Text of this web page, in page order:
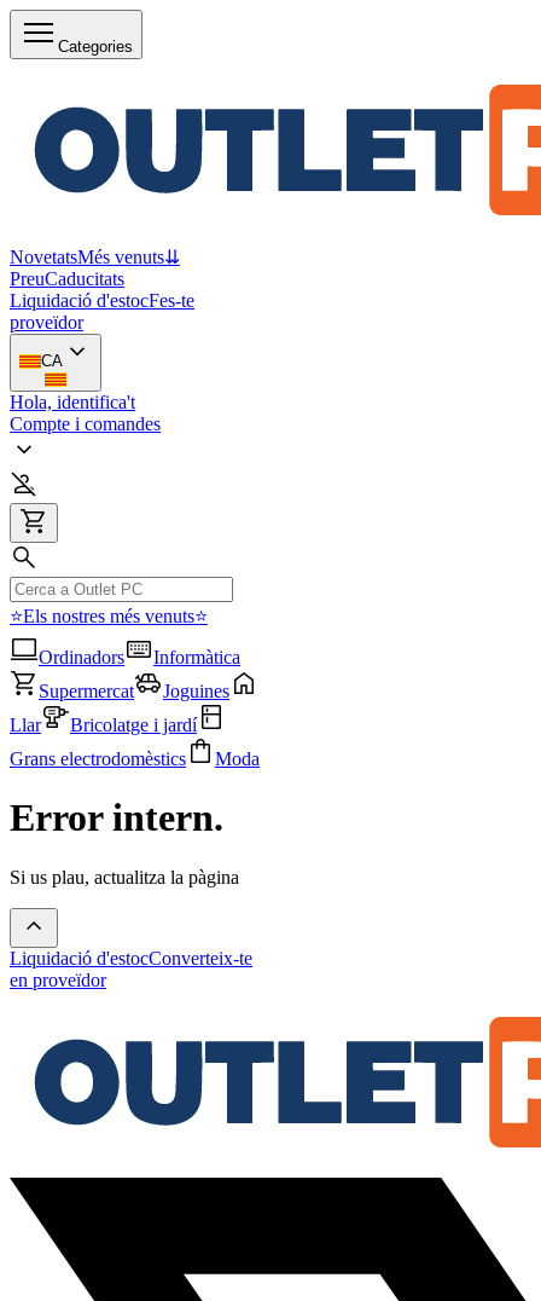
Categories
NovetatsMés venuts⇊
PreuCaducitats
Liquidació d'estocFes-te
proveïdor
CA
Hola, identifica't
Compte i comandes
⭐Els nostres més venuts⭐
Ordinadors
Informàtica
Supermercat
Joguines
Llar
Bricolatge i jardí
Grans electrodomèstics
Moda
Error intern.
Si us plau, actualitza la pàgina
Liquidació d'estocConverteix-te
en proveïdor